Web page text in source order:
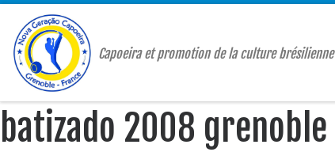
Passer au contenu
Capoeira et promotion de la culture brésilienne
batizado 2008 grenoble